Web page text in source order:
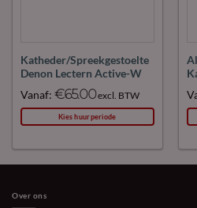
Katheder/Spreekgestoelte
Denon Lectern Active-W
Vanaf: €65.00excl. BTW
Kies huurperiode
Over ons